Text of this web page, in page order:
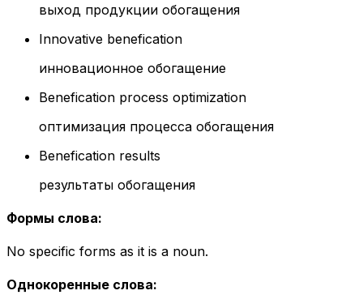
выход продукции обогащения
Innovative benefication
инновационное обогащение
Benefication process optimization
оптимизация процесса обогащения
Benefication results
результаты обогащения
Формы слова:
No specific forms as it is a noun.
Однокоренные слова: